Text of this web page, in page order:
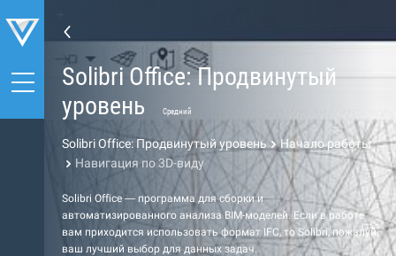
Solibri Office: Продвинутый
уровень
Средний
Solibri Office: Продвинутый уровень
Начало работы
Навигация по 3D-виду
Solibri Office — программа для сборки и
автоматизированного анализа BIM-моделей. Если в работе
вам приходится использовать формат IFC, то Solibri, пожалуй,
ваш лучший выбор для данных задач.